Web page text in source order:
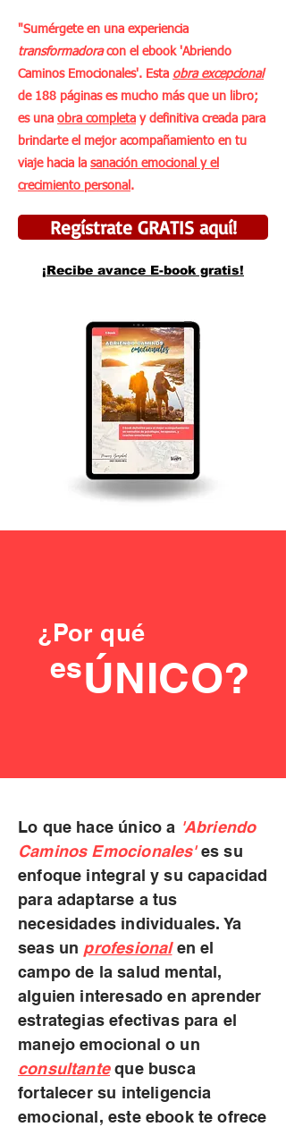
"Sumérgete en una experiencia
transformadoracon el ebook 'Abriendo
Caminos Emocionales'. Esta obra excepcional
de 188 páginas es mucho más que un libro;
es una obra completa y definitiva creada para
brindarte el mejor acompañamiento en tu
viaje hacia la sanación emocional y el
crecimiento personal .
Regístrate GRATIS aquí!
¡Recibe avance E-book gratis!
¿Por qué
ÚNICO?
es
Lo que hace único a 'Abriendo
Caminos Emocionales'es su
enfoque integral y su capacidad
para adaptarse a tus
necesidades individuales. Ya
seas un profesionalen el
campo de la salud mental,
alguien interesado en aprender
estrategias efectivas para el
manejo emocional o un
consultanteque busca
fortalecer su inteligencia
emocional, este ebook te ofrece